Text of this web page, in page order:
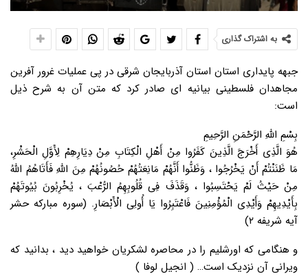
به اشتراک گذاری
جبهه پایداری استان استان آذربایجان شرقی در پی عملیات غرور آفرین
مجاهدان فلسطینی بیانیه ای صادر کرد که متن آن به شرح ذیل
است:
بِسْمِ اللَّهِ الرَّحْمَنِ الرَّحِیمِ
هُوَ الَّذِی أَخْرَجَ الَّذِینَ کَفَرُوا مِنْ أَهْلِ الْکِتَابِ مِنْ دِیَارِهِمْ لِأَوَّلِ الْحَشْرِ،
مَا ظَنَنْتُمْ أَنْ یَخْرُجُوا ، وَظَنُّوا أَنَّهُمْ مَانِعَتُهُمْ حُصُونُهُمْ مِنَ اللَّهِ فَأَتَاهُمُ اللَّهُ
مِنْ حَیْثُ لَمْ یَحْتَسِبُوا ، وَقَذَفَ فِی قُلُوبِهِمُ الرُّعْبَ ، یُخْرِبُونَ بُیُوتَهُمْ
بِأَیْدِیهِمْ وَأَیْدِی الْمُؤْمِنِینَ فَاعْتَبِرُوا یَا أُولِی الْأَبْصَارِ. (سوره مبارکه حشر
آیه شریفه ۲)
و هنگامی که اورشلیم را در محاصره لشکریان خواهید دید ، بدانید که
ویرانی آن نزدیک است… ( انجیل لوفا )